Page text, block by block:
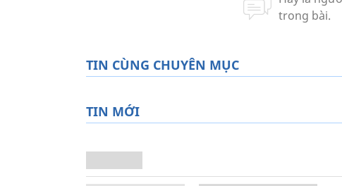
TIN CÙNG CHUYÊN MỤC
TIN MỚI